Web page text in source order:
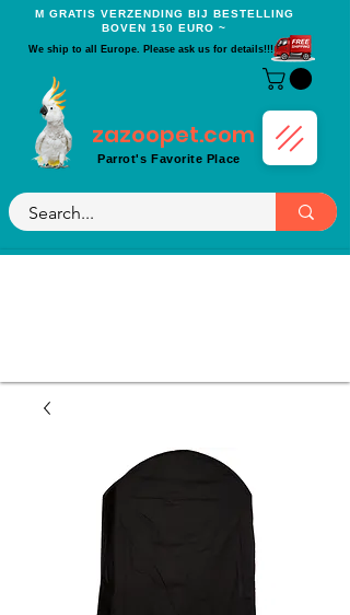
Μ GRATIS VERZENDING BIJ BESTELLING
BOVEN 150 EURO ~
We ship to all Europe. Please ask us for details!!!
zazoopet.com
Parrot's Favorite Place